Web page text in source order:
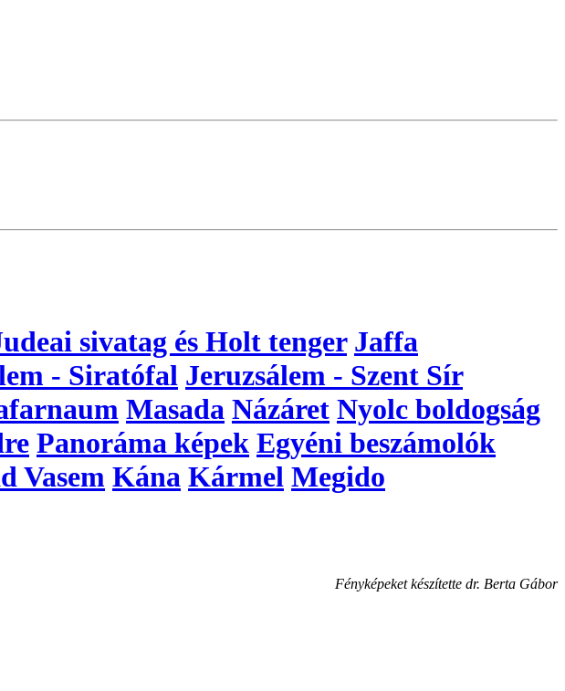
sivatag és Holt tenger Jaffa
- Siratófal Jeruzsálem - Szent Sír
Masada Názáret Nyolc boldogság
Panoráma képek Egyéni beszámolók
Vasem Kána Kármel Megido
Fényképeket készítette dr. Berta Gábor